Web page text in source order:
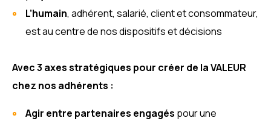
L’humain, adhérent, salarié, client et consommateur,
est au centre de nos dispositifs et décisions
Avec 3 axes stratégiques pour créer de la VALEUR
chez nos adhérents :
Agir entre partenaires engagés pour une